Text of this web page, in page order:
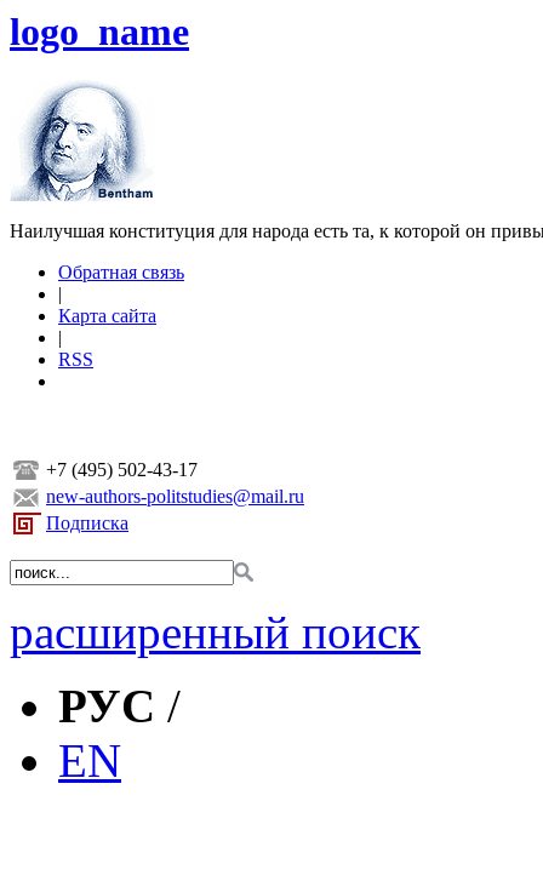
logo_name
Наилучшая конституция для народа есть та, к которой он
Обратная связь
|
Карта сайта
|
RSS
+7 (495) 502-43-17
new-authors-politstudies@mail.ru
Подписка
расширенный поиск
РУС /
EN